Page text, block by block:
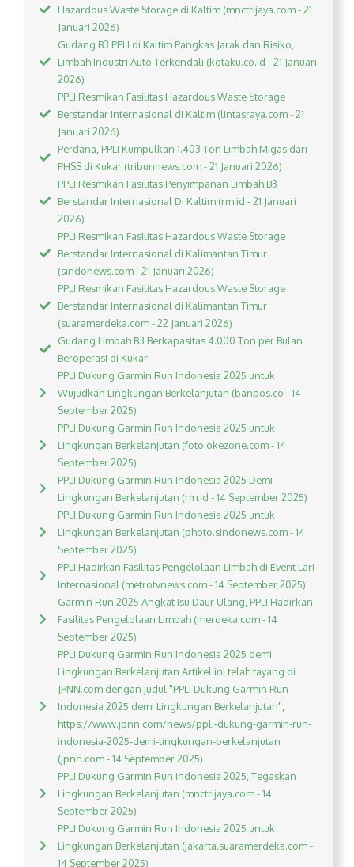
Hazardous Waste Storage di Kaltim (mnctrijaya.com - 21
Januari 2026)
Gudang B3 PPLI di Kaltim Pangkas Jarak dan Risiko,
Limbah Industri Auto Terkendali (kotaku.co.id - 21 Januari
2026)
PPLI Resmikan Fasilitas Hazardous Waste Storage
Berstandar Internasional di Kaltim (lintasraya.com - 21
Januari 2026)
Perdana, PPLI Kumpulkan 1.403 Ton Limbah Migas dari
PHSS di Kukar (tribunnews.com - 21 Januari 2026)
PPLI Resmikan Fasilitas Penyimpanan Limbah B3
Berstandar Internasional Di Kaltim (rm.id - 21 Januari
2026)
PPLI Resmikan Fasilitas Hazardous Waste Storage
Berstandar Internasional di Kalimantan Timur
(sindonews.com - 21 Januari 2026)
PPLI Resmikan Fasilitas Hazardous Waste Storage
Berstandar Internasional di Kalimantan Timur
(suaramerdeka.com - 22 Januari 2026)
Gudang Limbah B3 Berkapasitas 4.000 Ton per Bulan
Beroperasi di Kukar
PPLI Dukung Garmin Run Indonesia 2025 untuk
Wujudkan Lingkungan Berkelanjutan (banpos.co - 14
September 2025)
PPLI Dukung Garmin Run Indonesia 2025 untuk
Lingkungan Berkelanjutan (foto.okezone.com - 14
September 2025)
PPLI Dukung Garmin Run Indonesia 2025 Demi
Lingkungan Berkelanjutan (rm.id - 14 September 2025)
PPLI Dukung Garmin Run Indonesia 2025 untuk
Lingkungan Berkelanjutan (photo.sindonews.com - 14
September 2025)
PPLI Hadirkan Fasilitas Pengelolaan Limbah di Event Lari
Internasional (metrotvnews.com - 14 September 2025)
Garmin Run 2025 Angkat Isu Daur Ulang, PPLI Hadirkan
Fasilitas Pengelolaan Limbah (merdeka.com - 14
September 2025)
PPLI Dukung Garmin Run Indonesia 2025 demi
Lingkungan Berkelanjutan Artikel ini telah tayang di
JPNN.com dengan judul "PPLI Dukung Garmin Run
Indonesia 2025 demi Lingkungan Berkelanjutan",
https://www.jpnn.com/news/ppli-dukung-garmin-run-
indonesia-2025-demi-lingkungan-berkelanjutan
(jpnn.com - 14 September 2025)
PPLI Dukung Garmin Run Indonesia 2025, Tegaskan
Lingkungan Berkelanjutan (mnctrijaya.com - 14
September 2025)
PPLI Dukung Garmin Run Indonesia 2025 untuk
Lingkungan Berkelanjutan (jakarta.suaramerdeka.com -
14 September 2025)